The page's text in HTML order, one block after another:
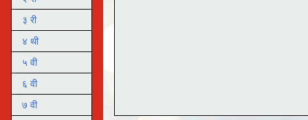
३ री
४ थी
५ वी
६ वी
७ वी